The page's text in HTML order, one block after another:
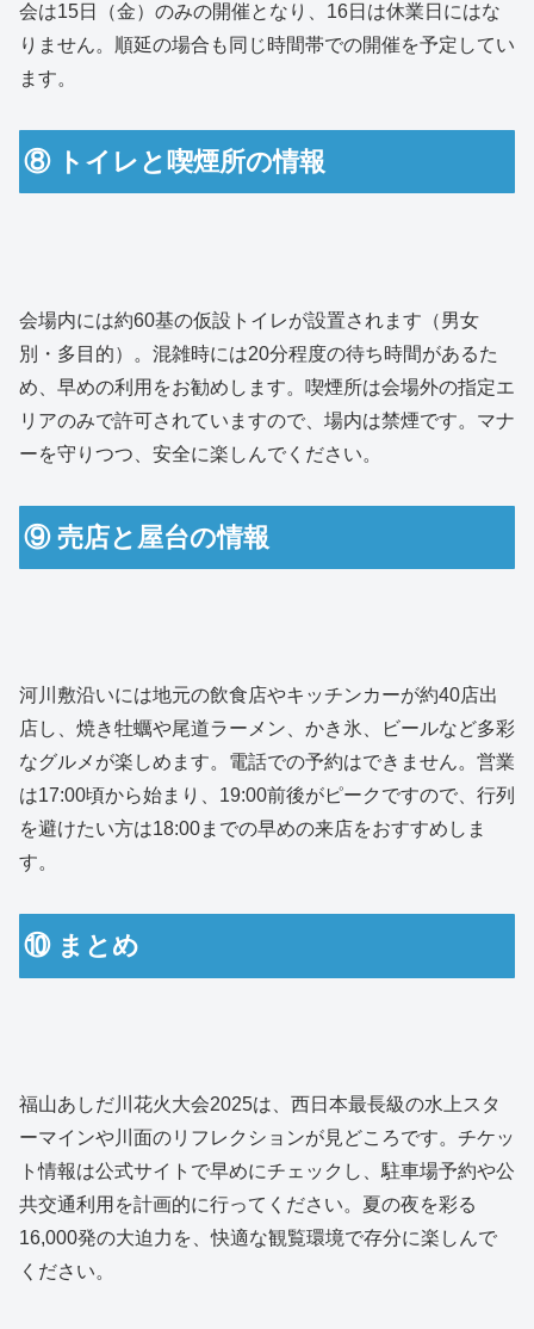
会は15日（金）のみの開催となり、16日は休業日にはな
りません。順延の場合も同じ時間帯での開催を予定してい
ます。
⑧ トイレと喫煙所の情報
会場内には約60基の仮設トイレが設置されます（男女
別・多目的）。混雑時には20分程度の待ち時間があるた
め、早めの利用をお勧めします。喫煙所は会場外の指定エ
リアのみで許可されていますので、場内は禁煙です。マナ
ーを守りつつ、安全に楽しんでください。
⑨ 売店と屋台の情報
河川敷沿いには地元の飲食店やキッチンカーが約40店出
店し、焼き牡蠣や尾道ラーメン、かき氷、ビールなど多彩
なグルメが楽しめます。電話での予約はできません。営業
は17:00頃から始まり、19:00前後がピークですので、行列
を避けたい方は18:00までの早めの来店をおすすめしま
す。
⑩ まとめ
福山あしだ川花火大会2025は、西日本最長級の水上スタ
ーマインや川面のリフレクションが見どころです。チケッ
ト情報は公式サイトで早めにチェックし、駐車場予約や公
共交通利用を計画的に行ってください。夏の夜を彩る
16,000発の大迫力を、快適な観覧環境で存分に楽しんで
ください。